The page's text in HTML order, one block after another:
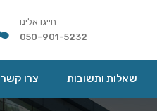
חייגו אלינו
050-901-5232
שאלות ותשובות צרו קשר